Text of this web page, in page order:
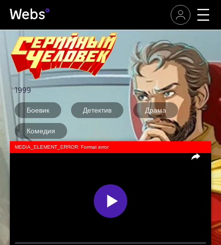
1999
Боевик Детектив Драма
Комедия
MEDIA_ELEMENT_ERROR: Format error